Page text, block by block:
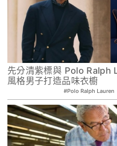
先分清紫標與 Polo Ralph
風格男子打造品味衣櫥
#Polo Ralph Lauren